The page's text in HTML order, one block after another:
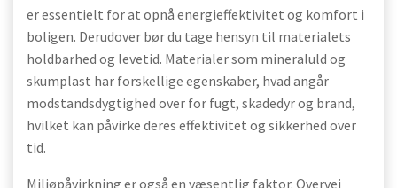
er essentielt for at opnå energieffektivitet og komfort i
boligen. Derudover bør du tage hensyn til materialets
holdbarhed og levetid. Materialer som mineraluld og
skumplast har forskellige egenskaber, hvad angår
modstandsdygtighed over for fugt, skadedyr og brand,
hvilket kan påvirke deres effektivitet og sikkerhed over
tid.
Miljøpåvirkning er også en væsentlig faktor. Overvej